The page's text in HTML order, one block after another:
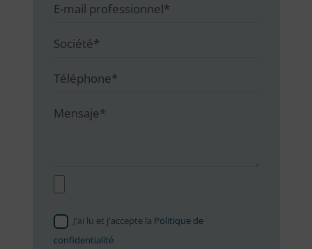
J'ai lu et j'accepte la Politique de
confidentialité